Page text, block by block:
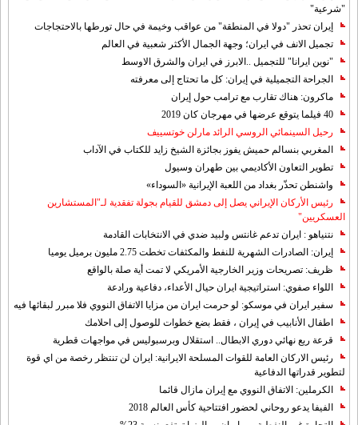
"شرعية"
إيران تحذر "دولا في المنطقة" من عواقب وخيمة في حال تورطها بالاحتجاجات
تجميل الانف في ايران؛ وجهة الجمال الأكثر شعبية في العالم
"نوين ايرانا" للتجميل ..الابرز في ايران والشرق الاوسط
الجراحة التجميلية في إيران: كل ما تحتاج إلى معرفته
ماكرون: هناك تقارب مع ترامب حول إيران
40 فيلما يتوقع عرضها في مهرجان كان 2019
رحيل السينمائي الروسي الرائد مارلن خوتسييف
المغربي بنسالم حميش يفوز بجائزة الشيخ زايد للكتاب في الآداب
تطوير التعاون الأكاديمي بين طهران وسيول
واشنطن تحذّر بغداد من اللعبة الإيرانية «السوداء»
رئيس الأركان الإيراني يصل إلى دمشق للقيام بجولة تفقدية لـ"المستشارين
العسكريين"
نتنياهو : ايران تدعم غانتس ولبيد ضدي في الانتخابات القادمة
إيران: الصادرات الشهریة للنفط والمكثفات تخطت 2.75 مليون برميل يوميا
ظريف: تصريحات وزير الخارجية الأمريكي لا تمت أية صلة بالواقع
اللواء صفوي: استراتيجية ايران حيال الأعداء، دفاعية ورادعة
سفير ايران في موسكو: لو حرمت ايران من مزايا الاتفاق النووي فلا مبرر لبقائها فيه
اطفال الأنابيب في إيران ، فقط بضع خطوات للوصول إلى احلامك
قرعة ربع نهائي دوري الابطال.. استقلال وبرسبوليس في مواجهات قطرية
رئيس الاركان العامة للقوات المسلحة الايرانية: ايران لن تنتظر رخصة من اي قوة
لتطوير قدراتها الدفاعية
الكرملين: الاتفاق النووي مع إيران مازال قائما
الفيفا يدعو روحاني لحضور افتتاحية كأس العالم 2018